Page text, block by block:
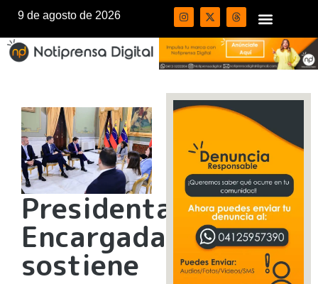
9 de agosto de 2026
Presidenta
Encargada
sostiene